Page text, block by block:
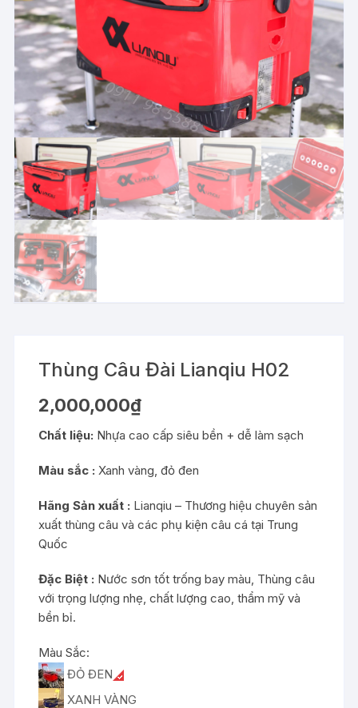
Thùng Câu Đài Lianqiu H02
2,000,000₫
Chất liệu: Nhựa cao cấp siêu bền + dễ làm sạch
Màu sắc : Xanh vàng, đỏ đen
Hãng Sản xuất : Lianqiu – Thương hiệu chuyên sản
xuất thùng câu và các phụ kiện câu cá tại Trung
Quốc
Đặc Biệt : Nước sơn tốt trống bay màu, Thùng câu
với trọng lượng nhẹ, chất lượng cao, thẩm mỹ và
bền bỉ.
Màu Sắc:
ĐỎ ĐEN
XANH VÀNG